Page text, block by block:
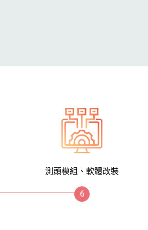
測頭模組、軟體改裝